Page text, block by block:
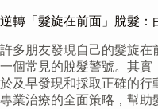
逆轉「髮旋在前面」脫髮：
許多朋友發現自己的髮旋在
一個常見的脫髮警號。其實
於及早發現和採取正確的行
專業治療的全面策略，幫助